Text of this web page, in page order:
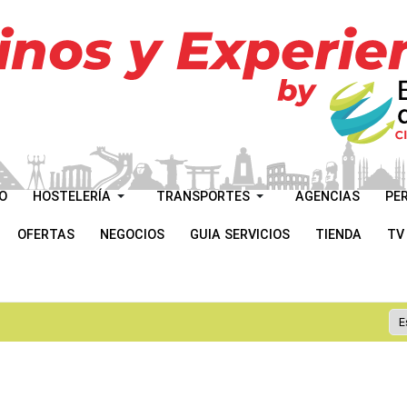
HOSTELERÍA TRANSPORTES AGENCIAS
OFERTAS NEGOCIOS GUIA SERVICIOS TIENDA TV